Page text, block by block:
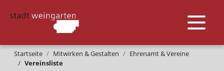
Startseite Mitwirken & Gestalten
Ehrenamt & Vereine
Vereinsliste